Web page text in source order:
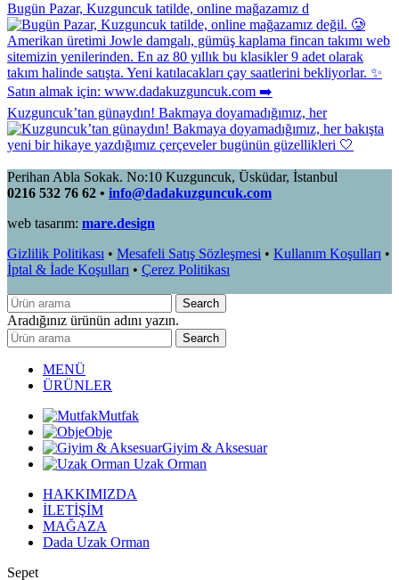
Bugün Pazar, Kuzguncuk tatilde, online mağazamız d
Kuzguncuk’tan günaydın! Bakmaya doyamadığımız, her
Perihan Abla Sokak. No:10 Kuzguncuk, Üsküdar, İstanbul
0216 532 76 62 • info@dadakuzguncuk.com
web tasarım: mare.design
Gizlilik Politikası • Mesafeli Satış Sözleşmesi • Kullanım Koşulları •
İptal & İade Koşulları • Çerez Politikası
Search
Aradığınız ürünün adını yazın.
Search
MENÜ
ÜRÜNLER
Mutfak
Obje
Giyim & Aksesuar
Uzak Orman
HAKKIMIZDA
İLETİŞİM
MAĞAZA
Dada Uzak Orman
Sepet